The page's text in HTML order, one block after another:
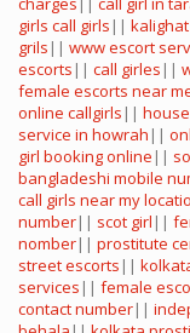
girls call girls ||
grils || www escort
escorts || call girles ||
female escorts near
online callgirls ||
service in howrah ||
girl booking online ||
bangladeshi mobile
call girls near my
number|| scot girl ||
nomber|| prostitute
street escorts ||
services || female
contact number||